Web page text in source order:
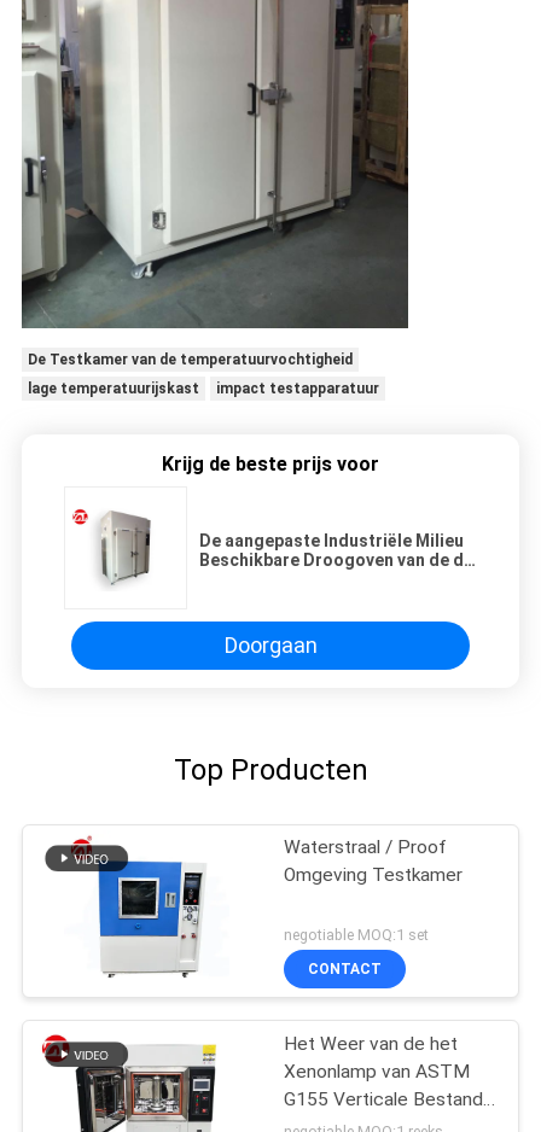
De Testkamer van de temperatuurvochtigheid
lage temperatuurijskast
impact testapparatuur
Krijg de beste prijs voor
De aangepaste Industriële Milieu
Beschikbare Droogoven van de de
Doorgaan
Top Producten
Waterstraal / Proof
Omgeving Testkamer
negotiable MOQ:1 set
CONTACT
Het Weer van de het
Xenonlamp van ASTM
G155 Verticale Bestand
het Testen Machine